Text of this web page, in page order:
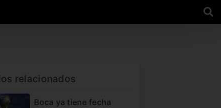
relacionados
Boca ya tiene fecha